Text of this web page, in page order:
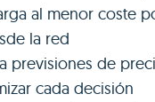
al menor coste
la red
previsiones de
cada decisión